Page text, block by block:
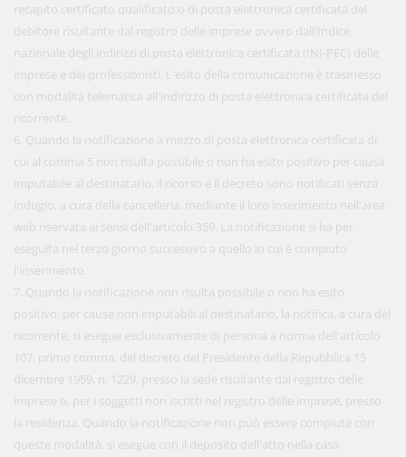
recapito certificato qualificato o di posta elettronica certificata del
debitore risultante dal registro delle imprese ovvero dall'Indice
nazionale degli indirizzi di posta elettronica certificata (INI-PEC) delle
imprese e dei professionisti. L'esito della comunicazione è trasmesso
con modalità telematica all'indirizzo di posta elettronica certificata del
ricorrente.
6. Quando la notificazione a mezzo di posta elettronica certificata di
cui al comma 5 non risulta possibile o non ha esito positivo per causa
imputabile al destinatario, il ricorso e il decreto sono notificati senza
indugio, a cura della cancelleria, mediante il loro inserimento nell'area
web riservata ai sensi dell'articolo 359. La notificazione si ha per
eseguita nel terzo giorno successivo a quello in cui è compiuto
l'inserimento.
7. Quando la notificazione non risulta possibile o non ha esito
positivo, per cause non imputabili al destinatario, la notifica, a cura del
ricorrente, si esegue esclusivamente di persona a norma dell'articolo
107, primo comma, del decreto del Presidente della Repubblica 15
dicembre 1959, n. 1229, presso la sede risultante dal registro delle
imprese o, per i soggetti non iscritti nel registro delle imprese, presso
la residenza. Quando la notificazione non può essere compiuta con
queste modalità, si esegue con il deposito dell'atto nella casa